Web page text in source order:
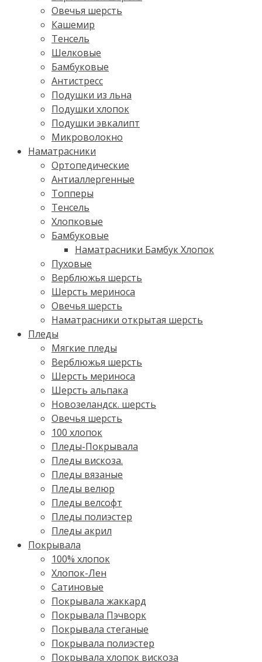
Овечья шерсть
Кашемир
Тенсель
Шелковые
Бамбуковые
Антистресс
Подушки из льна
Подушки хлопок
Подушки эвкалипт
Микроволокно
Наматрасники
Ортопедические
Антиаллергенные
Топперы
Тенсель
Хлопковые
Бамбуковые
Наматрасники Бамбук Хлопок
Пуховые
Верблюжья шерсть
Шерсть мериноса
Овечья шерсть
Наматрасники открытая шерсть
Пледы
Мягкие пледы
Верблюжья шерсть
Шерсть мериноса
Шерсть альпака
Новозеландск. шерсть
Овечья шерсть
100 хлопок
Пледы-Покрывала
Пледы вискоза.
Пледы вязаные
Пледы велюр
Пледы велсофт
Пледы полиэстер
Пледы акрил
Покрывала
100% хлопок
Хлопок-Лен
Сатиновые
Покрывала жаккард
Покрывала Пэчворк
Покрывала стеганые
Покрывала полиэстер
Покрывала хлопок вискоза